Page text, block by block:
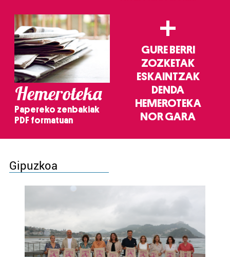
Hemeroteka
Papereko zenbakiak
PDF formatuan
+
GURE BERRI
ZOZKETAK
ESKAINTZAK
DENDA
HEMEROTEKA
NOR GARA
Gipuzkoa